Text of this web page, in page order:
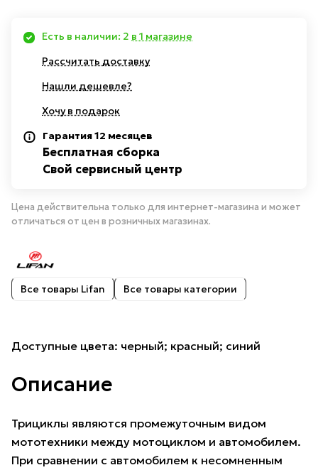
Есть в наличии: 2 в 1 магазине
Рассчитать доставку
Нашли дешевле?
Хочу в подарок
Гарантия 12 месяцев
Бесплатная сборка
Свой сервисный центр
Цена действительна только для интернет-магазина и может
отличаться от цен в розничных магазинах.
Все товары Lifan Все товары категории
Доступные цвета: черный; красный; синий
Описание
Трициклы являются промежуточным видом
мототехники между мотоциклом и автомобилем.
При сравнении с автомобилем к несомненным